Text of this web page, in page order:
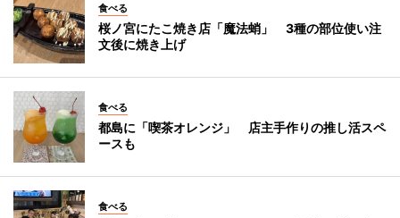
食べる
桜ノ宮にたこ焼き店「魔法蛸」 3種の部位使い注
文後に焼き上げ
食べる
都島に「喫茶オレンジ」 店主手作りの推し活スペ
ースも
食べる